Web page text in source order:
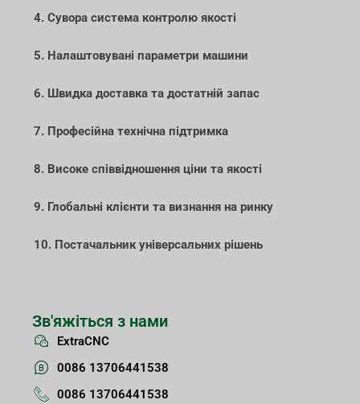
4. Сувора система контролю якості
5. Налаштовувані параметри машини
6. Швидка доставка та достатній запас
7. Професійна технічна підтримка
8. Високе співвідношення ціни та якості
9. Глобальні клієнти та визнання на ринку
10. Постачальник універсальних рішень
Зв'яжіться з нами
ExtraCNC
0086 13706441538
0086 13706441538